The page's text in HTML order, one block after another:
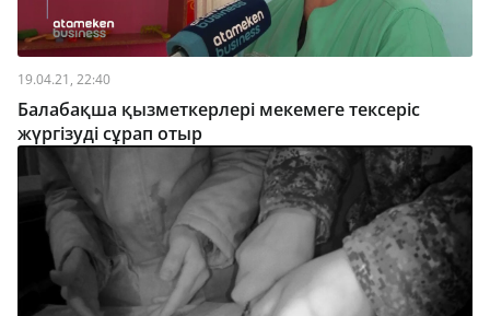
19.04.21, 22:40
Балабақша қызметкерлері мекемеге тексеріс
жүргізуді сұрап отыр